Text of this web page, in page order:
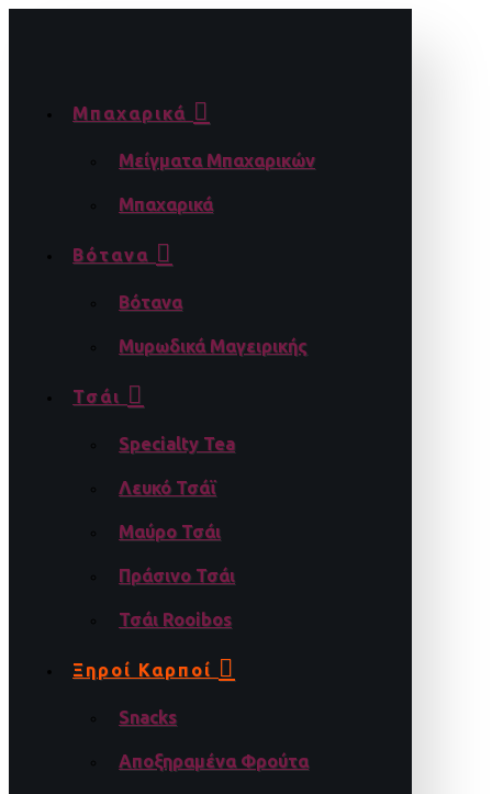
Μπαχαρικά
Μείγματα Μπαχαρικών
Μπαχαρικά
Βότανα
Βότανα
Μυρωδικά Μαγειρικής
Τσάι
Specialty Tea
Λευκό Τσάϊ
Μαύρο Τσάι
Πράσινο Τσάι
Τσάι Rooibos
Ξηροί Καρποί
Snacks
Αποξηραμένα Φρούτα